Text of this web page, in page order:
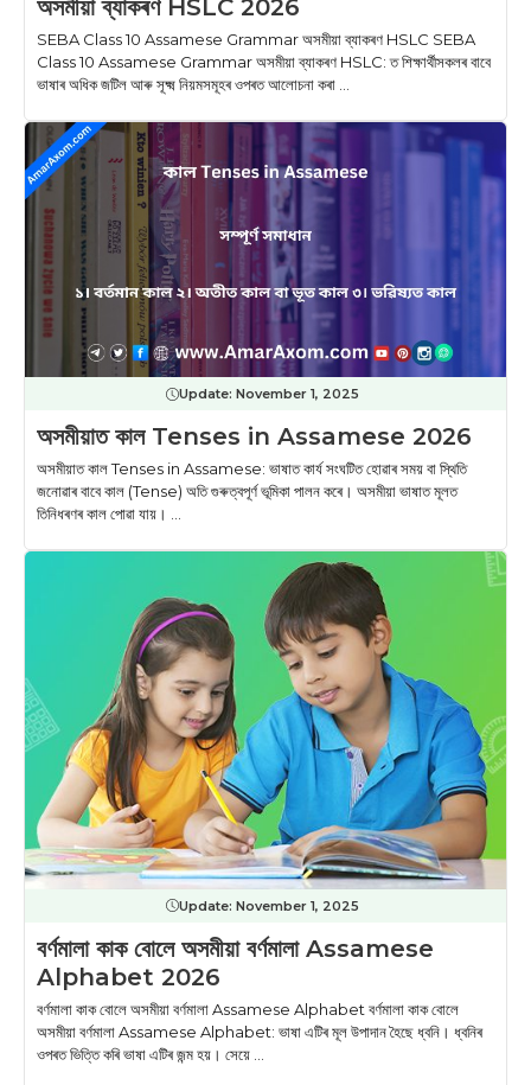
অসমীয়া ব্যাকৰণ HSLC 2026
SEBA Class 10 Assamese Grammar অসমীয়া ব্যাকৰণ HSLC SEBA
Class 10 Assamese Grammar অসমীয়া ব্যাকৰণ HSLC: ত শিক্ষাৰ্থীসকলৰ বাবে
ভাষাৰ অধিক জটিল আৰু সূক্ষ্ম নিয়মসমূহৰ ওপৰত আলোচনা কৰা ...
Update: November 1, 2025
অসমীয়াত কাল Tenses in Assamese 2026
অসমীয়াত কাল Tenses in Assamese: ভাষাত কাৰ্য সংঘটিত হোৱাৰ সময় বা স্থিতি
জনোৱাৰ বাবে কাল (Tense) অতি গুৰুত্বপূর্ণ ভূমিকা পালন কৰে। অসমীয়া ভাষাত মূলত
তিনিধৰণৰ কাল পোৱা যায়। ...
Update: November 1, 2025
বর্ণমালা কাক বোলে অসমীয়া বৰ্ণমালা Assamese
Alphabet 2026
বর্ণমালা কাক বোলে অসমীয়া বৰ্ণমালা Assamese Alphabet বর্ণমালা কাক বোলে
অসমীয়া বৰ্ণমালা Assamese Alphabet: ভাষা এটিৰ মূল উপাদান হৈছে ধ্বনি। ধ্বনিৰ
ওপৰত ভিত্তি কৰি ভাষা এটিৰ জন্ম হয়। সেয়ে ...